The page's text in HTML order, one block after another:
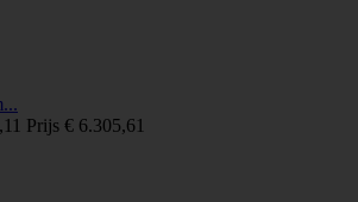
Prijs € 6.305,61